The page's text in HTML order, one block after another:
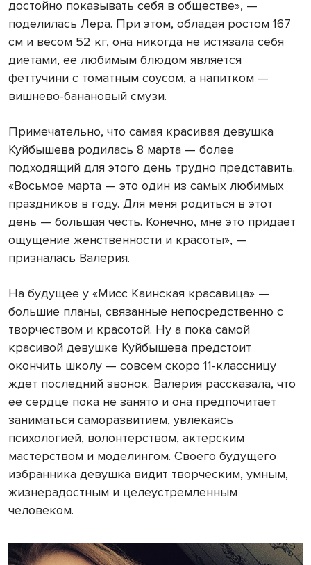
достойно показывать себя в обществе», —
поделилась Лера. При этом, обладая ростом 167
см и весом 52 кг, она никогда не истязала себя
диетами, ее любимым блюдом является
феттучини с томатным соусом, а напитком —
вишнево-банановый смузи.
Примечательно, что самая красивая девушка
Куйбышева родилась 8 марта — более
подходящий для этого день трудно представить.
«Восьмое марта — это один из самых любимых
праздников в году. Для меня родиться в этот
день — большая честь. Конечно, мне это придает
ощущение женственности и красоты», —
призналась Валерия.
На будущее у «Мисс Каинская красавица» —
большие планы, связанные непосредственно с
творчеством и красотой. Ну а пока самой
красивой девушке Куйбышева предстоит
окончить школу — совсем скоро 11-классницу
ждет последний звонок. Валерия рассказала, что
ее сердце пока не занято и она предпочитает
заниматься саморазвитием, увлекаясь
психологией, волонтерством, актерским
мастерством и моделингом. Своего будущего
избранника девушка видит творческим, умным,
жизнерадостным и целеустремленным
человеком.